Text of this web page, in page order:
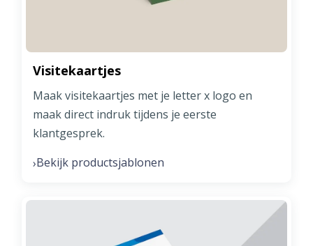
Visitekaartjes
Maak visitekaartjes met je letter x logo en
maak direct indruk tijdens je eerste
klantgesprek.
›Bekijk productsjablonen